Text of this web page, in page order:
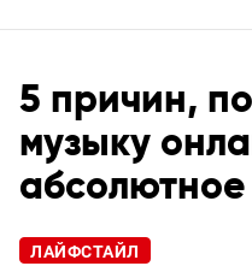
5 причин,
музыку
абсолютное
ЛАЙФСТАЙЛ